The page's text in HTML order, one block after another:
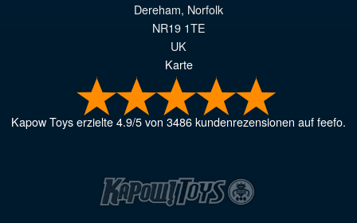
Dereham, Norfolk
NR19 1TE
UK
Karte
Kapow Toyserzielte4.9/5von 3486kundenrezensionen auf feefo.